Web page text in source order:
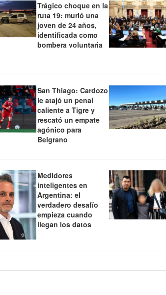
Trágico choque en la
ruta 19: murió una
joven de 24 años,
identificada como
bombera voluntaria
San Thiago: Cardozo
le atajó un penal
caliente a Tigre y
rescató un empate
agónico para
Belgrano
Medidores
inteligentes en
Argentina: el
verdadero desafío
empieza cuando
llegan los datos